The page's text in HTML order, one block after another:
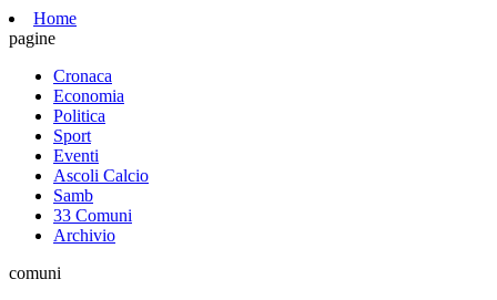
Home
pagine
Cronaca
Economia
Politica
Sport
Eventi
Ascoli Calcio
Samb
33 Comuni
Archivio
comuni